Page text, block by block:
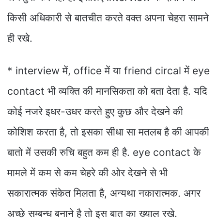
किसी अधिकारी से बातचीत करते वक्त अपना चेहरा सामने
ही रखे.
* interview में, office में या friend circal में eye
contact भी व्यक्ति की मानसिकता को बता देता है. यदि
कोई नजरे इधर-उधर करते हुए कुछ और देखने की
कोशिश करता है, तो इसका सीधा सा मतलब है की आपकी
बातो में उसकी रुचि बहुत कम ही है. eye contact के
मामले में कम से कम चेहरे की ओर देखने से भी
सकारात्मक संकेत मिलता है, अन्यथा नकारात्मक. अगर
अच्छे सम्बन्ध बनाने है तो इस बात का ख्याल रखे.